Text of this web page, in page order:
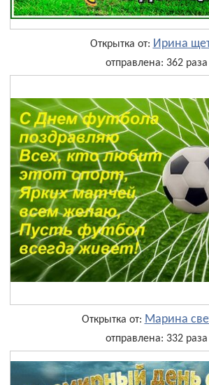
Открытка от: Ирина
отправлена: 362 раза
Открытка от: Марина
отправлена: 332 раза